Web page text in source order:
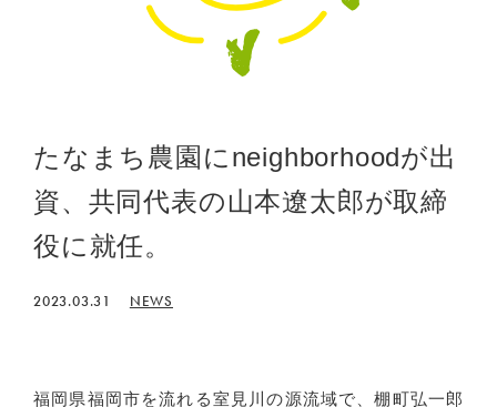
たなまち農園にneighborhoodが出
資、共同代表の山本遼太郎が取締
役に就任。
2023.03.31 NEWS
福岡県福岡市を流れる室見川の源流域で、棚町弘一郎